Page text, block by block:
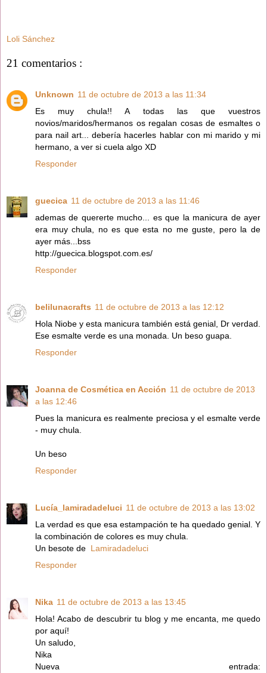
Loli Sánchez
21 comentarios :
Unknown 11 de octubre de 2013 a las 11:34
Es muy chula!! A todas las que vuestros
novios/maridos/hermanos os regalan cosas de esmaltes o
para nail art... debería hacerles hablar con mi marido y mi
hermano, a ver si cuela algo XD
Responder
guecica 11 de octubre de 2013 a las 11:46
ademas de quererte mucho... es que la manicura de ayer
era muy chula, no es que esta no me guste, pero la de
ayer más...bss
http://guecica.blogspot.com.es/
Responder
belilunacrafts 11 de octubre de 2013 a las 12:12
Hola Niobe y esta manicura también está genial, Dr verdad.
Ese esmalte verde es una monada. Un beso guapa.
Responder
Joanna de Cosmética en Acción 11 de octubre de 2013
a las 12:46
Pues la manicura es realmente preciosa y el esmalte verde
- muy chula.
Un beso
Responder
Lucía_lamiradadeluci 11 de octubre de 2013 a las 13:02
La verdad es que esa estampación te ha quedado genial. Y
la combinación de colores es muy chula.
Un besote de Lamiradadeluci
Responder
Nika 11 de octubre de 2013 a las 13:45
Hola! Acabo de descubrir tu blog y me encanta, me quedo
por aquí!
Un saludo,
Nika
Nueva entrada: